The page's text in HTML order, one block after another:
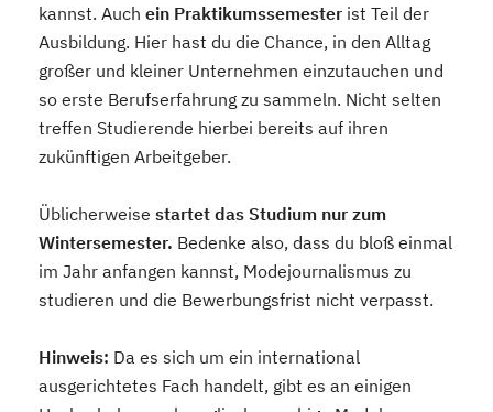
kannst. Auch ein Praktikumssemester ist Teil der
Ausbildung. Hier hast du die Chance, in den Alltag
großer und kleiner Unternehmen einzutauchen und
so erste Berufserfahrung zu sammeln. Nicht selten
treffen Studierende hierbei bereits auf ihren
zukünftigen Arbeitgeber.
Üblicherweise startet das Studium nur zum
Wintersemester. Bedenke also, dass du bloß einmal
im Jahr anfangen kannst, Modejournalismus zu
studieren und die Bewerbungsfrist nicht verpasst.
Hinweis: Da es sich um ein international
ausgerichtetes Fach handelt, gibt es an einigen